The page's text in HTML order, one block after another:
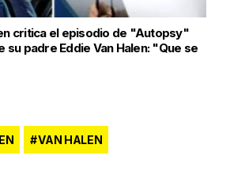
critica el episodio de "Autopsy"
su padre Eddie Van Halen: "Que se
VAN HALEN